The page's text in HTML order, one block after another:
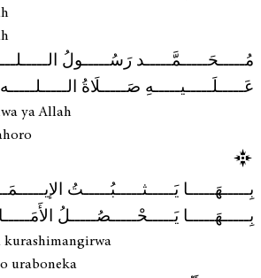
مُـــــحَـــــمَّـــــد رَسُـــــولُ
عَـــــلَـــــيـــــهِ صَـــــلَاةُ الـــــلـــــه
ya Allah
بِـــــهَـــــا يَـــــثـــــبُـــــتُ
بِـــــهَـــــا يَـــــحْـــــصُـــــلُ
kurashimangirwa
uraboneka